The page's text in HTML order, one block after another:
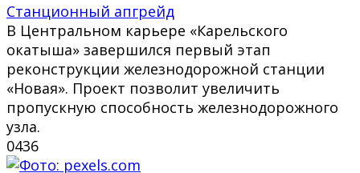
Станционный апгрейд
В Центральном карьере «Карельского
окатыша» завершился первый этап
реконструкции железнодорожной станции
«Новая». Проект позволит увеличить
пропускную способность железнодорожного
узла.
0436